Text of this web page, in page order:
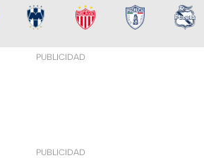
PUBLICIDAD
PUBLICIDAD